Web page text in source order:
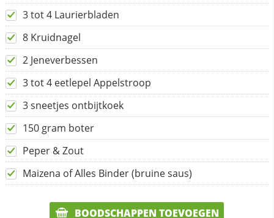
3 tot 4 Laurierbladen
8 Kruidnagel
2 Jeneverbessen
3 tot 4 eetlepel Appelstroop
3 sneetjes ontbijtkoek
150 gram boter
Peper & Zout
Maizena of Alles Binder (bruine saus)
BOODSCHAPPEN TOEVOEGEN